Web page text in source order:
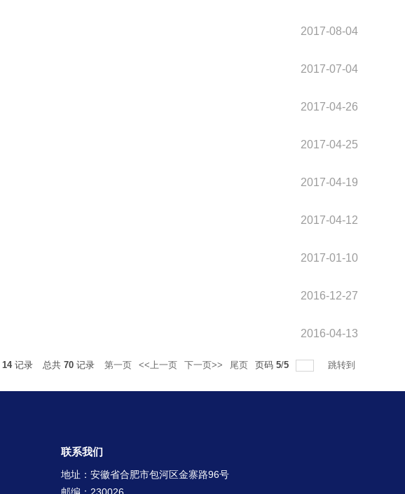
2017-08-04
2017-07-04
2017-04-26
2017-04-25
2017-04-19
2017-04-12
2017-01-10
2016-12-27
2016-04-13
14记录 总共 70记录 第一页 <<上一页 下一页>> 尾页 页码 5/5 跳转到
联系我们
地址：安徽省合肥市包河区金寨路96号